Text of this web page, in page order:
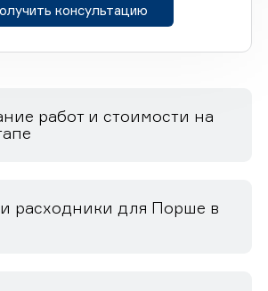
консультацию
работ и стоимости на
расходники для Порше в